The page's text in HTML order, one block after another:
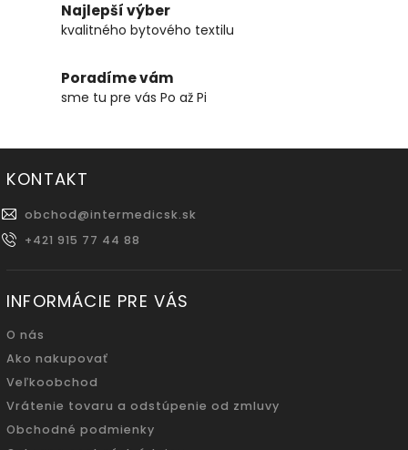
Najlepší výber
kvalitného bytového textilu
Poradíme vám
sme tu pre vás Po až Pi
KONTAKT
obchod@intermedicsk.sk
+421 915 77 44 88
INFORMÁCIE PRE VÁS
O nás
Ako nakupovať
Veľkoobchod
Vrátenie tovaru a odstúpenie od zmluvy
Obchodné podmienky